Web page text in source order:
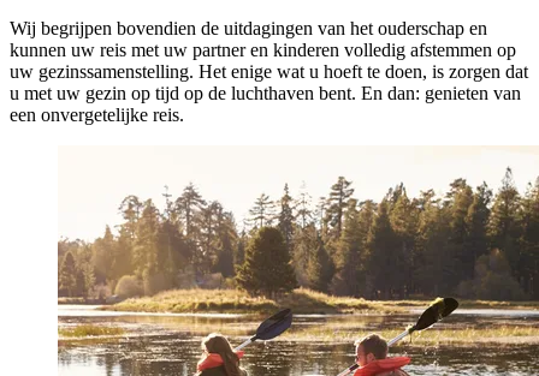
Wij begrijpen bovendien de uitdagingen van het ouderschap en
kunnen uw reis met uw partner en kinderen volledig afstemmen op
uw gezinssamenstelling. Het enige wat u hoeft te doen, is zorgen dat
u met uw gezin op tijd op de luchthaven bent. En dan: genieten van
een onvergetelijke reis.